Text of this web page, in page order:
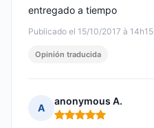
Publicado el 15/10/2017 à 14h15
entregado a tiempo
Opinión traducida
A
anonymous A.
Nota: 5 de 5